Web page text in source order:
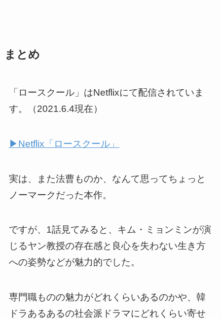
まとめ
「ロースクール」はNetflixにて配信されていま
す。（2021.6.4現在）
▶︎Netflix「ロースクール」
実は、また法曹ものか、なんて思ってちょっと
ノーマークだった本作。
ですが、1話見てみると、 キム・ミョンミンが演
じるヤン教授の存在感と良心を失わない生き方
への姿勢などが魅力的でした。
専門職ものの魅力がどれくらいあるのかや、韓
ドラあるあるの社会派ドラマにどれくらい寄せ